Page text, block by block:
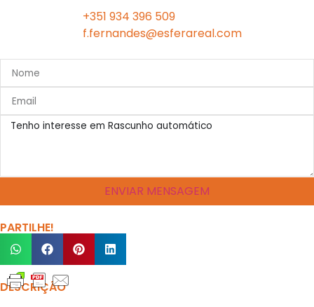
+351 934 396 509
f.fernandes@esferareal.com
ENVIAR MENSAGEM
PARTILHE!
DESCRIÇÃO